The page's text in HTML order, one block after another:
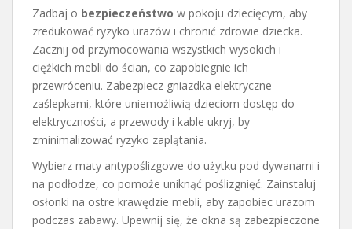
Zadbaj o bezpieczeństwo w pokoju dziecięcym, aby
zredukować ryzyko urazów i chronić zdrowie dziecka.
Zacznij od przymocowania wszystkich wysokich i
ciężkich mebli do ścian, co zapobiegnie ich
przewróceniu. Zabezpiecz gniazdka elektryczne
zaślepkami, które uniemożliwią dzieciom dostęp do
elektryczności, a przewody i kable ukryj, by
zminimalizować ryzyko zaplątania.
Wybierz maty antypoślizgowe do użytku pod dywanami i
na podłodze, co pomoże uniknąć poślizgnięć. Zainstaluj
osłonki na ostre krawędzie mebli, aby zapobiec urazom
podczas zabawy. Upewnij się, że okna są zabezpieczone